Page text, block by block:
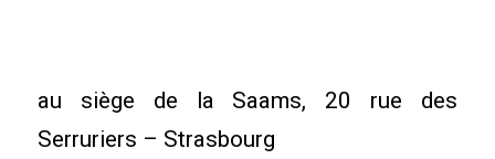
au siège de la Saams, 20 rue des
Serruriers – Strasbourg